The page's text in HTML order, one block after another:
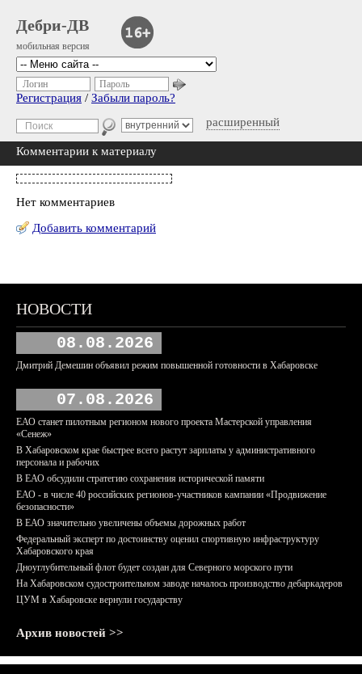
Дебри-ДВ
мобильная версия
расширенный
Логин Пароль
Регистрация / Забыли пароль?
Комментарии к материалу
Нет комментариев
Добавить комментарий
НОВОСТИ
08.08.2026
Дмитрий Демешин объявил режим повышенной готовности в Хабаровске
07.08.2026
ЕАО станет пилотным регионом нового проекта Мастерской управления
«Сенеж»
В Хабаровском крае быстрее всего растут зарплаты у административного
персонала и рабочих
В ЕАО обсудили стратегию сохранения исторической памяти
ЕАО - в числе 40 российских регионов-участников кампании «Продвижение
безопасности»
В ЕАО значительно увеличены объемы дорожных работ
Федеральный эксперт по достоинству оценил спортивную инфраструктуру
Хабаровского края
Дноуглубительный флот будет создан для Северного морского пути
На Хабаровском судостроительном заводе началось производство дебаркадеров
ЦУМ в Хабаровске вернули государству
Архив новостей >>